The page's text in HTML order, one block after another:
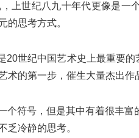
上世纪八九十年代更像是一
的思考方式。
20世纪中国艺术史上最重要
术的第一步，催生大量杰出作
个符号，但是其中有着很丰
乏冷静的思考。